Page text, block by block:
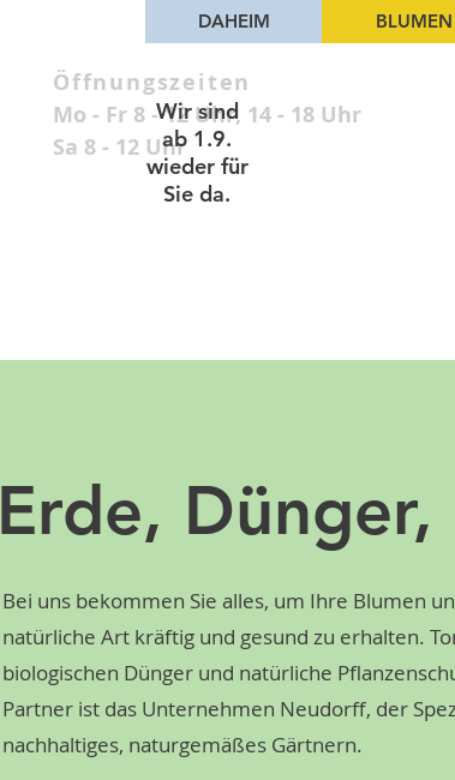
DAHEIM
Öffnungszeiten
Mo - Fr 8 - 12 Uhr, 14 - 18 Uhr
Sa 8 - 12 Uhr
Wir sind
ab 1.9.
wieder für
Sie da.
Erde,
Bei uns bekommen Sie alles, um Ihre Blumen
natürliche Art kräftig und gesund zu erhalten.
biologischen Dünger und natürliche
Partner ist das Unternehmen Neudorff, der
nachhaltiges, naturgemäßes Gärtnern.